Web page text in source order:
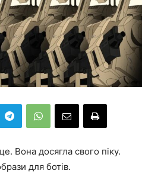
Вона досягла свого піку.
для ботів.